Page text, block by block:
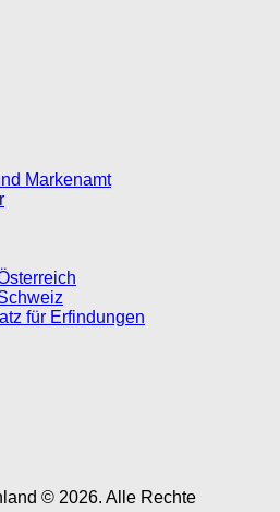
Markenamt
für Erfindungen
© 2026. Alle Rechte